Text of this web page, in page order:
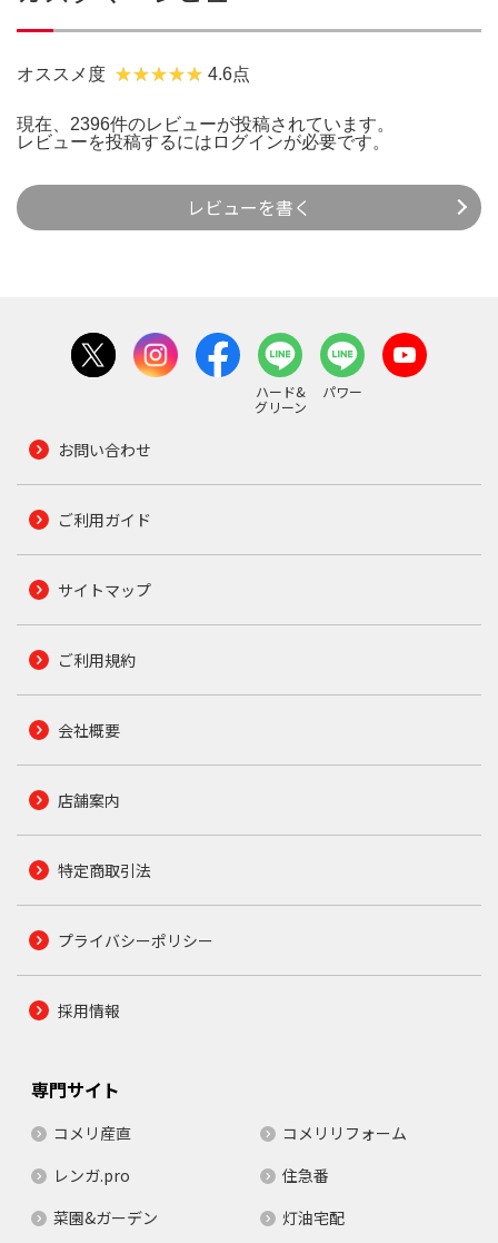
オススメ度 4.6点
現在、2396件のレビューが投稿されています。
レビューを投稿するには ログインが必要です。
レビューを書く
ハード&
グリーン
パワー
お問い合わせ
ご利用ガイド
サイトマップ
ご利用規約
会社概要
店舗案内
特定商取引法
プライバシーポリシー
採用情報
専門サイト
コメリ産直
コメリリフォーム
レンガ.pro
住急番
菜園&ガーデン
灯油宅配